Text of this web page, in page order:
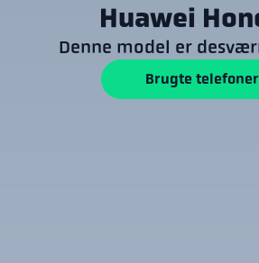
Huawei
Denne model er
Brugte telefoner